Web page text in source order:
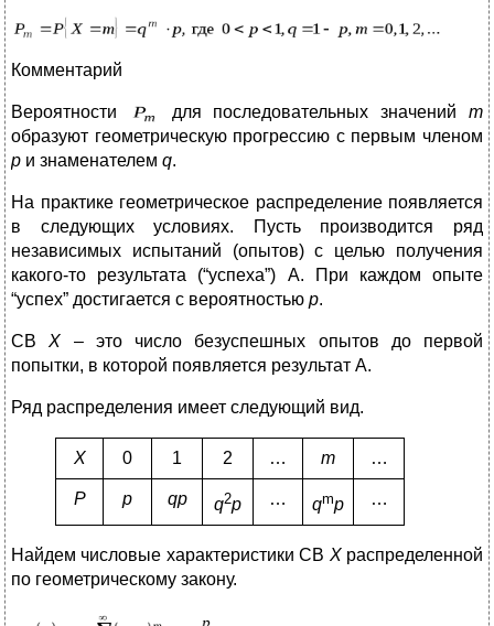
Комментарий
Вероятности для последовательных значенийm
образуют геометрическую прогрессию с первым членом
p и знаменателем q.
На практике геометрическое распределение появляется
в следующих условиях. Пусть производится ряд
независимых испытаний (опытов) с целью получения
какого-то результата (“успеха”) А. При каждом опыте
“успех” достигается с вероятностью p.
СВХ – это число безуспешных опытов до первой
попытки, в которой появляется результат А.
Ряд распределения имеет следующий вид.
X 0 1 2 … m …
P p qp q2p … qmp …
Найдем числовые характеристики СВ Храспределенной
по геометрическому закону.